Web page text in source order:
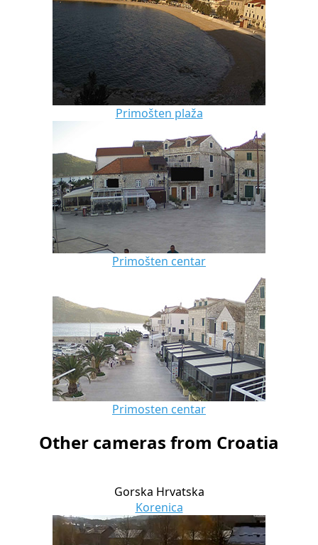
Primošten plaža
Primošten centar
Primosten centar
Other cameras from Croatia
Gorska Hrvatska
Korenica